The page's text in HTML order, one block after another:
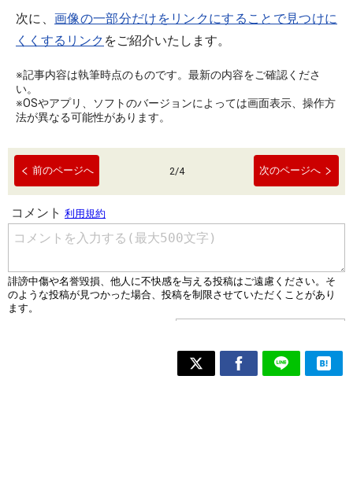
次に、 画像の一部分だけをリンクにすることで見つけに
くくするリンク をご紹介いたします。
※記事内容は執筆時点のものです。最新の内容をご確認くださ
い。
※OSやアプリ、ソフトのバージョンによっては画面表示、操作方
法が異なる可能性があります。
前のページへ 2/4 次のページへ